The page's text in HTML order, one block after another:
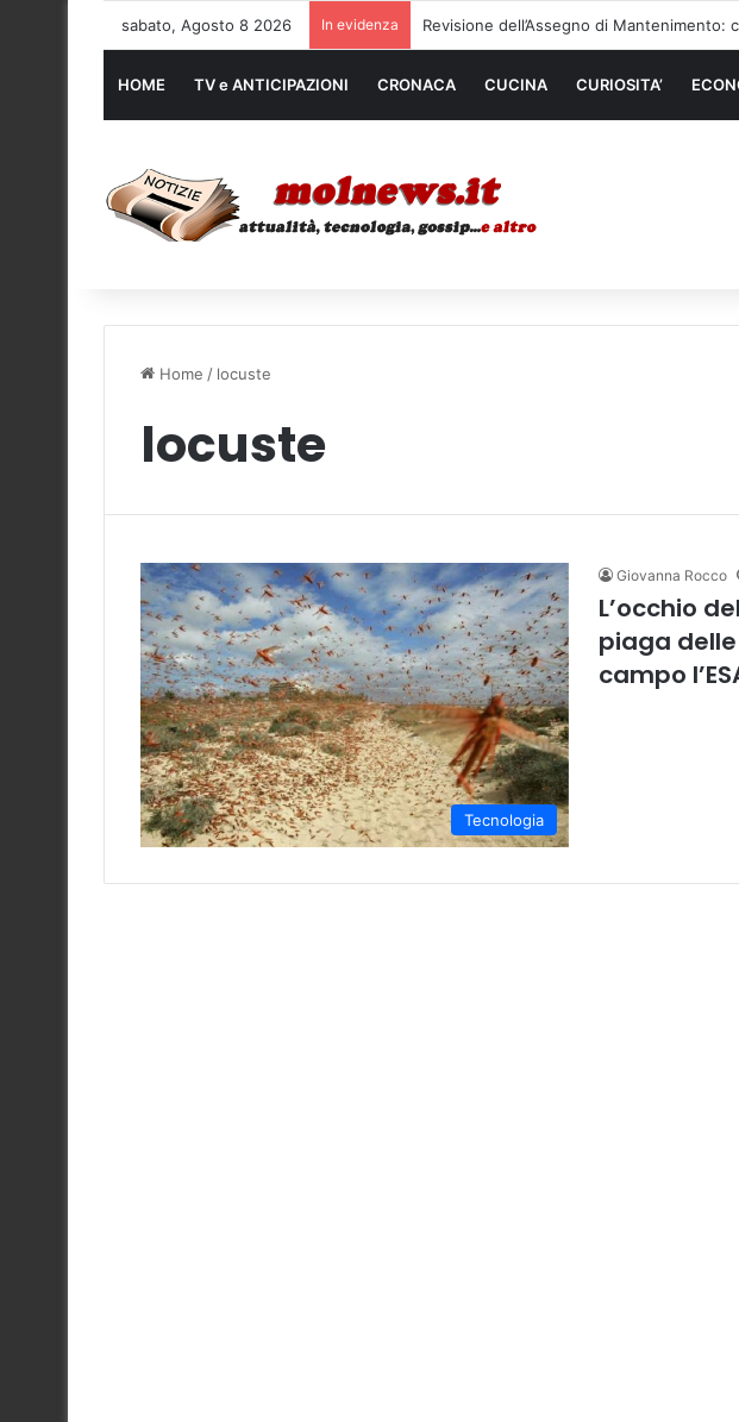
sabato, Agosto 8 2026 In evidenza Noleggio mezzi di sollevamento: la
HOME TV e ANTICIPAZIONI CRONACA CUCINA CURIOSITA’
Home / locuste
locuste
Tecnologia
Giovanna Rocco
L’occhio
piaga
campo